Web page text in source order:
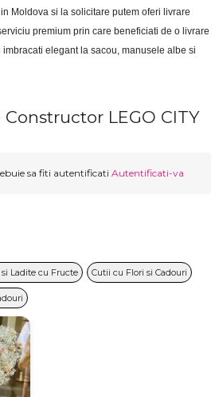
Moldova si la solicitare putem oferi livrare
premium prin care beneficiati de o livrare
elegant la sacou, manusele albe si
LEGO CITY
sa fiti autentificati Autentificati-va
si Ladite cu Fructe Cutii cu Flori si Cadouri